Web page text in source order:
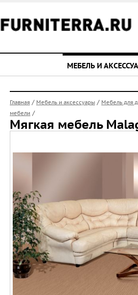
МЕБЕЛЬ И
Главная / Мебель и аксессуары / Мебель для
мебели /
Мягкая мебель